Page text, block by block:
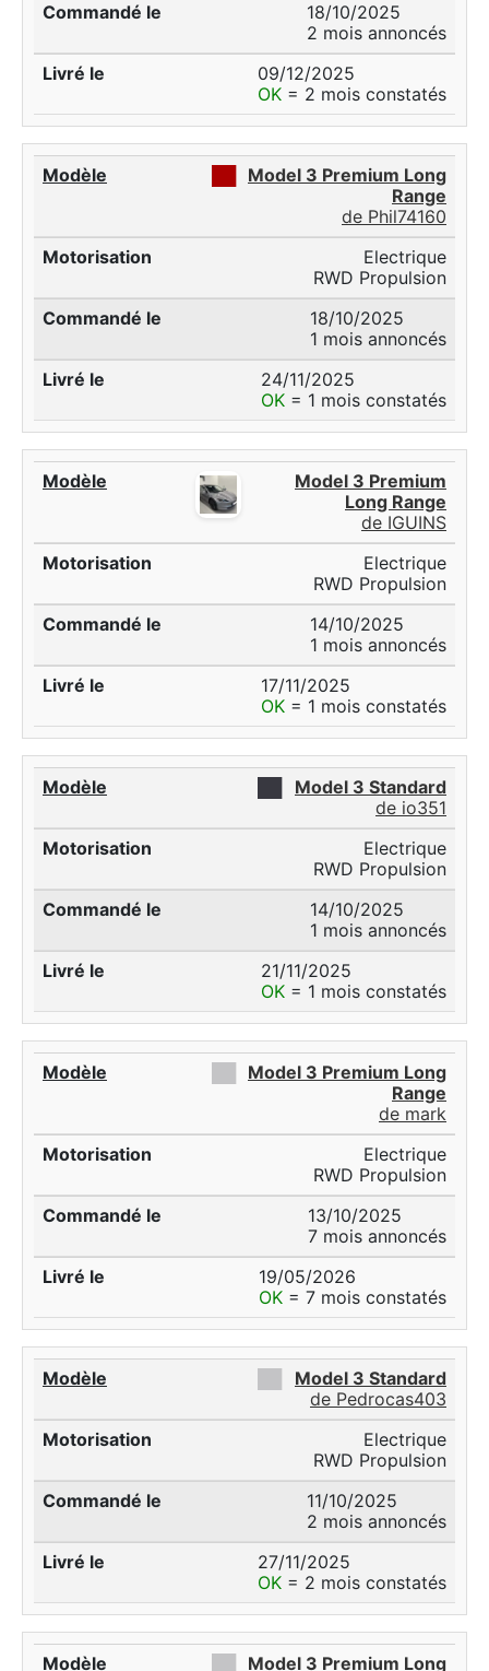
18/10/2025
2 mois annoncés
09/12/2025
OK = 2 mois constatés
Model 3 Premium Long
Range
de Phil74160
Electrique
RWD Propulsion
18/10/2025
1 mois annoncés
24/11/2025
OK = 1 mois constatés
Model 3 Premium
Long Range
de IGUINS
Electrique
RWD Propulsion
14/10/2025
1 mois annoncés
17/11/2025
OK = 1 mois constatés
Model 3 Standard
de io351
Electrique
RWD Propulsion
14/10/2025
1 mois annoncés
21/11/2025
OK = 1 mois constatés
Model 3 Premium Long
Range
de mark
Electrique
RWD Propulsion
13/10/2025
7 mois annoncés
19/05/2026
OK = 7 mois constatés
Model 3 Standard
de Pedrocas403
Electrique
RWD Propulsion
11/10/2025
2 mois annoncés
27/11/2025
OK = 2 mois constatés
Model 3 Premium Long